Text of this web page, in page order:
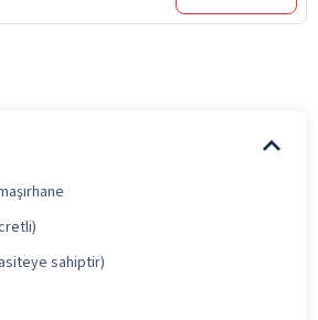
sahiptir)